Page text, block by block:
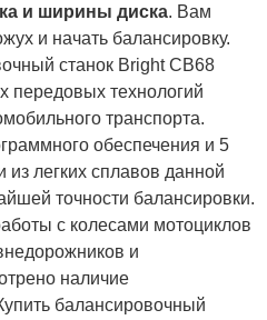
и ширины диска. Вам
и начать балансировку.
станок Bright CB68
передовых технологий
транспорта.
обеспечения и 5
легких сплавов данной
точности балансировки.
с колесами мотоциклов
и
наличие
балансировочный